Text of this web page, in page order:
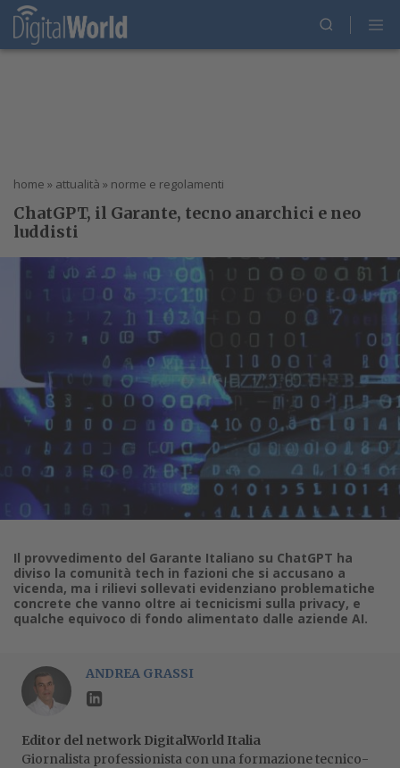
home » attualità » norme e regolamenti
ChatGPT, il Garante, tecno anarchici e neo
luddisti
Il provvedimento del Garante Italiano su ChatGPT ha
diviso la comunità tech in fazioni che si accusano a
vicenda, ma i rilievi sollevati evidenziano problematiche
concrete che vanno oltre ai tecnicismi sulla privacy, e
qualche equivoco di fondo alimentato dalle aziende AI.
ANDREA GRASSI
Editor del network DigitalWorld Italia
Giornalista professionista con una formazione tecnico-